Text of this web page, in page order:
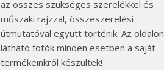
az összes szükséges szerelékkel és
műszaki rajzzal, összeszerelési
útmutatóval együtt történik. Az oldalon
látható fotók minden esetben a saját
termékeinkről készültek!